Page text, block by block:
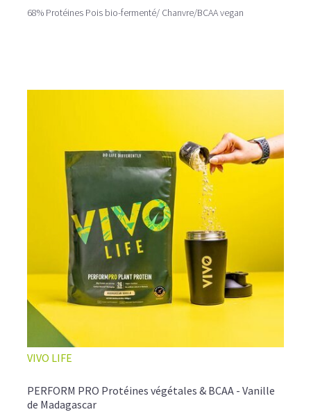
68% Protéines Pois bio-fermenté/ Chanvre/BCAA vegan
VIVO LIFE
PERFORM PRO Protéines végétales & BCAA - Vanille
de Madagascar